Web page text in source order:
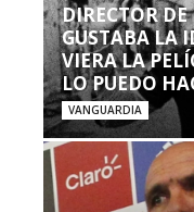
DIRECTOR
GUSTABA LA
VIERA LA
LO PUEDO
VANGUARDIA